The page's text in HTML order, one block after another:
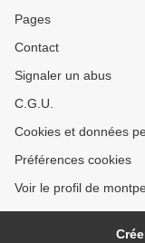
Pages
Contact
Signaler un abus
C.G.U.
Cookies et données
Préférences cookies
Voir le profil de